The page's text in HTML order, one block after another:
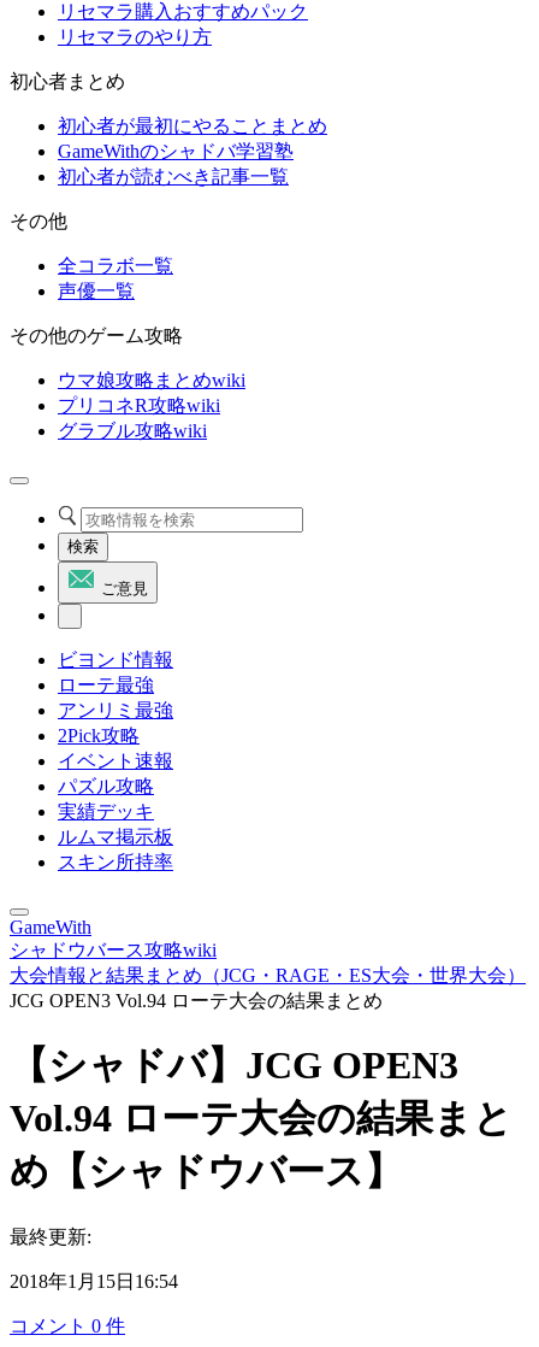
リセマラ購入おすすめパック
リセマラのやり方
初心者まとめ
初心者が最初にやることまとめ
GameWithのシャドバ学習塾
初心者が読むべき記事一覧
その他
全コラボ一覧
声優一覧
その他のゲーム攻略
ウマ娘攻略まとめwiki
プリコネR攻略wiki
グラブル攻略wiki
検索
ご意見
ビヨンド情報
ローテ最強
アンリミ最強
2Pick攻略
イベント速報
パズル攻略
実績デッキ
ルムマ掲示板
スキン所持率
GameWith
シャドウバース攻略wiki
大会情報と結果まとめ（JCG・RAGE・ES大会・世界大会）
JCG OPEN3 Vol.94 ローテ大会の結果まとめ
【シャドバ】JCG OPEN3
Vol.94 ローテ大会の結果まと
め【シャドウバース】
最終更新:
2018年1月15日16:54
コメント 0 件